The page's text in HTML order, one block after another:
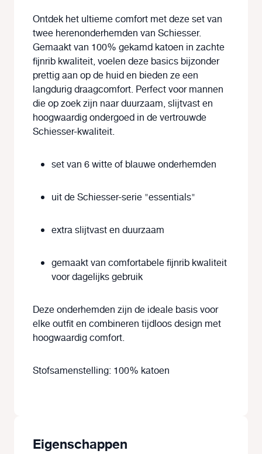
Ontdek het ultieme comfort met deze set van
twee herenonderhemden van Schiesser.
Gemaakt van 100% gekamd katoen in zachte
fijnrib kwaliteit, voelen deze basics bijzonder
prettig aan op de huid en bieden ze een
langdurig draagcomfort. Perfect voor mannen
die op zoek zijn naar duurzaam, slijtvast en
hoogwaardig ondergoed in de vertrouwde
Schiesser-kwaliteit.
set van 6 witte of blauwe onderhemden
uit de Schiesser-serie "essentials"
extra slijtvast en duurzaam
gemaakt van comfortabele fijnrib kwaliteit
voor dagelijks gebruik
Deze onderhemden zijn de ideale basis voor
elke outfit en combineren tijdloos design met
hoogwaardig comfort.
Stofsamenstelling: 100% katoen
Eigenschappen